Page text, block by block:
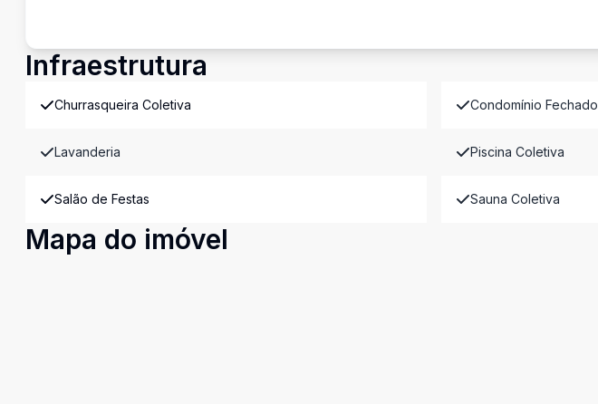
Infraestrutura
Churrasqueira Coletiva Condomínio Fechado
Lavanderia Piscina Coletiva
Salão de Festas Sauna Coletiva
Mapa do imóvel